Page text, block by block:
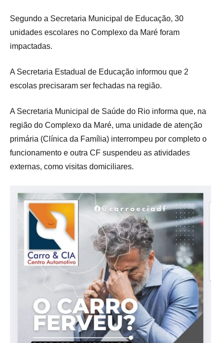
Segundo a Secretaria Municipal de Educação, 30
unidades escolares no Complexo da Maré foram
impactadas.
A Secretaria Estadual de Educação informou que 2
escolas precisaram ser fechadas na região.
A Secretaria Municipal de Saúde do Rio informa que, na
região do Complexo da Maré, uma unidade de atenção
primária (Clínica da Família) interrompeu por completo o
funcionamento e outra CF suspendeu as atividades
externas, como visitas domiciliares.